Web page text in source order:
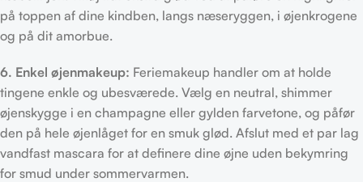
på toppen af dine kindben, langs næseryggen, i øjenkrogene
og på dit amorbue.
6. Enkel øjenmakeup: Feriemakeup handler om at holde
tingene enkle og ubesværede. Vælg en neutral, shimmer
øjenskygge i en champagne eller gylden farvetone, og påfør
den på hele øjenlåget for en smuk glød. Afslut med et par lag
vandfast mascara for at definere dine øjne uden bekymring
for smud under sommervarmen.